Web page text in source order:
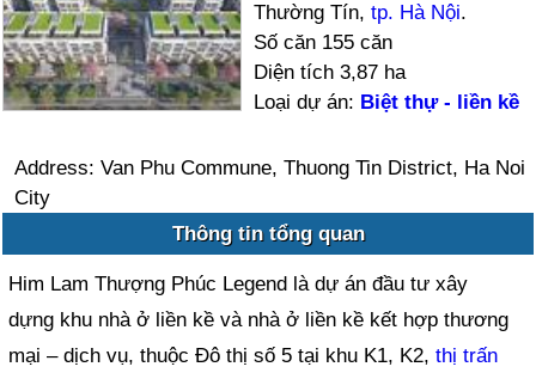
Thường Tín,tp. Hà Nội.
Số căn 155 căn
Diện tích 3,87 ha
Loại dự án: Biệt thự - liền kề
Address: Van Phu Commune, Thuong Tin District, Ha Noi
City
Thông tin tổng quan
Him Lam Thượng Phúc Legend là dự án đầu tư xây
dựng khu nhà ở liền kề và nhà ở liền kề kết hợp thương
mại – dịch vụ, thuộc Đô thị số 5 tại khu K1, K2,thị trấn